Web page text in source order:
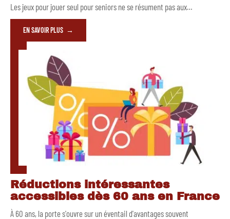
Les jeux pour jouer seul pour seniors ne se résument pas aux…
EN SAVOIR PLUS
Réductions intéressantes
accessibles dès 60 ans en France
À 60 ans, la porte s'ouvre sur un éventail d'avantages souvent